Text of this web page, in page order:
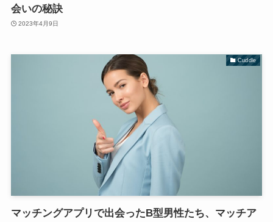
会いの秘訣
2023年4月9日
Cuddle
マッチングアプリで出会ったB型男性たち、マッチア